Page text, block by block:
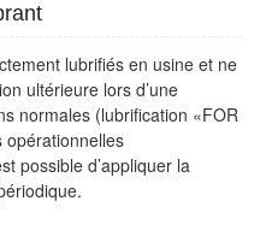
lubrifiés en usine et ne
ultérieure lors d’une
normales (lubrification «FOR
opérationnelles
possible d’appliquer la